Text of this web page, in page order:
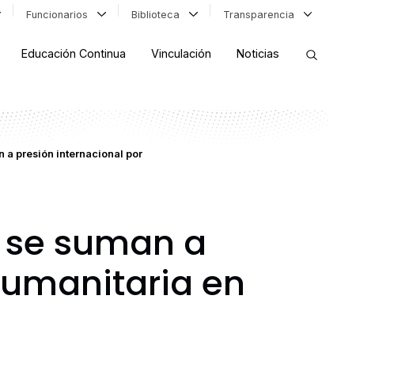
Funcionarios Biblioteca Transparencia
Educación Continua Vinculación Noticias
a presión internacional por
suman a
en